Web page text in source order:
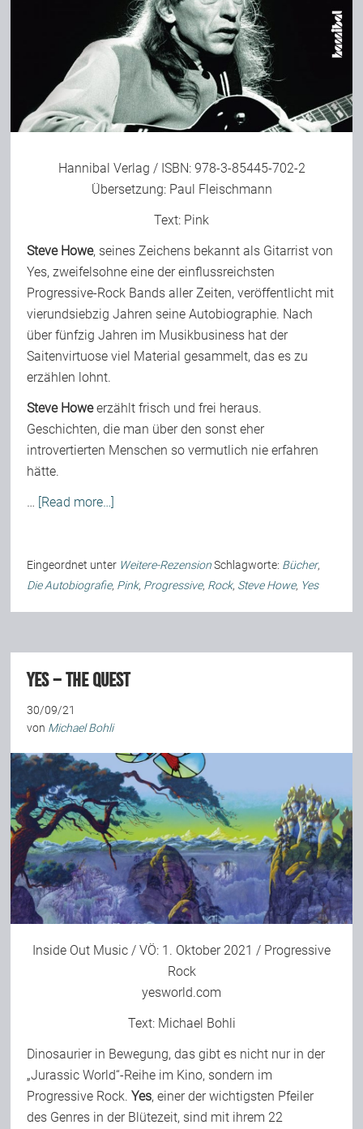
Bild-Archiv
Rezensionen
Backstage
Kontakt
Join Us
Support Us
Kalender
Playlisten
Hannibal Verlag / ISBN: 978-3-85445-702-2
Übersetzung: Paul Fleischmann
Text: Pink
Steve Howe, seines Zeichens bekannt als Gitarrist von
Yes, zweifelsohne eine der einflussreichsten
Progressive-Rock Bands aller Zeiten, veröffentlicht mit
vierundsiebzig Jahren seine Autobiographie. Nach
über fünfzig Jahren im Musikbusiness hat der
Saitenvirtuose viel Material gesammelt, das es zu
erzählen lohnt.
Steve Howeerzählt frisch und frei heraus.
Geschichten, die man über den sonst eher
introvertierten Menschen so vermutlich nie erfahren
hätte.
… [Read more…]
Eingeordnet unter Weitere-Rezension Schlagworte: Bücher,
Die Autobiografie, Pink, Progressive, Rock, Steve Howe, Yes
Yes – The Quest
30/09/21
von Michael Bohli
Inside Out Music / VÖ: 1. Oktober 2021 / Progressive
Rock
yesworld.com
Text: Michael Bohli
Dinosaurier in Bewegung, das gibt es nicht nur in der
„Jurassic World“-Reihe im Kino, sondern im
Progressive Rock.Yes, einer der wichtigsten Pfeiler
des Genres in der Blütezeit, sind mit ihrem 22